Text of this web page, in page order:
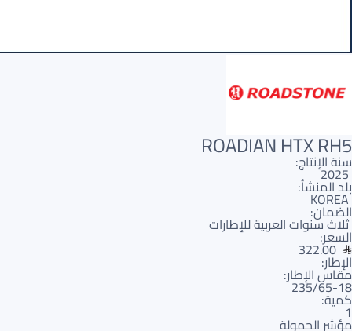
ROADIAN HTX RH5
سنة الإنتاج:
2025
بلد المنشأ:
KOREA
الضمان:
ثلاث سنوات العربية للإطارات
السعر:
322.00
الإطار:
مقاس الإطار:
235/65-18
كمية:
1
مؤشر الحمولة